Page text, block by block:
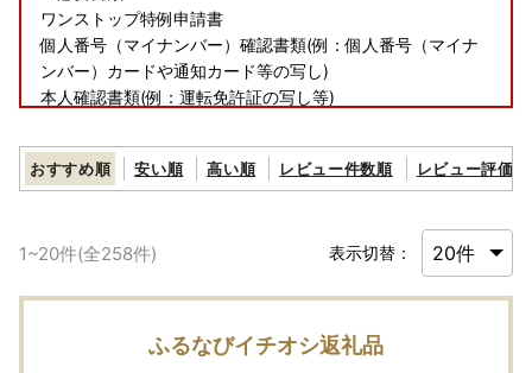
ワンストップ特例申請書
個人番号（マイナンバー）確認書類(例：個人番号（マイナ
ンバー）カードや通知カード等の写し)
本人確認書類(例：運転免許証の写し等)
■■返礼品について■■
・寄附申込み後のキャンセル、返礼品の変更・返品はできま
・申込後にお礼品のお届け先住所に変更が生じた際は、速や
かにご連絡をお願いします。
・転送にかかる費用は受取人様のご負担となります。
おすすめ順 安い順 高い順 レビュー件数順 レビュー評価順
1~20件(全258件) 表示切替：
ふるなびイチオシ返礼品